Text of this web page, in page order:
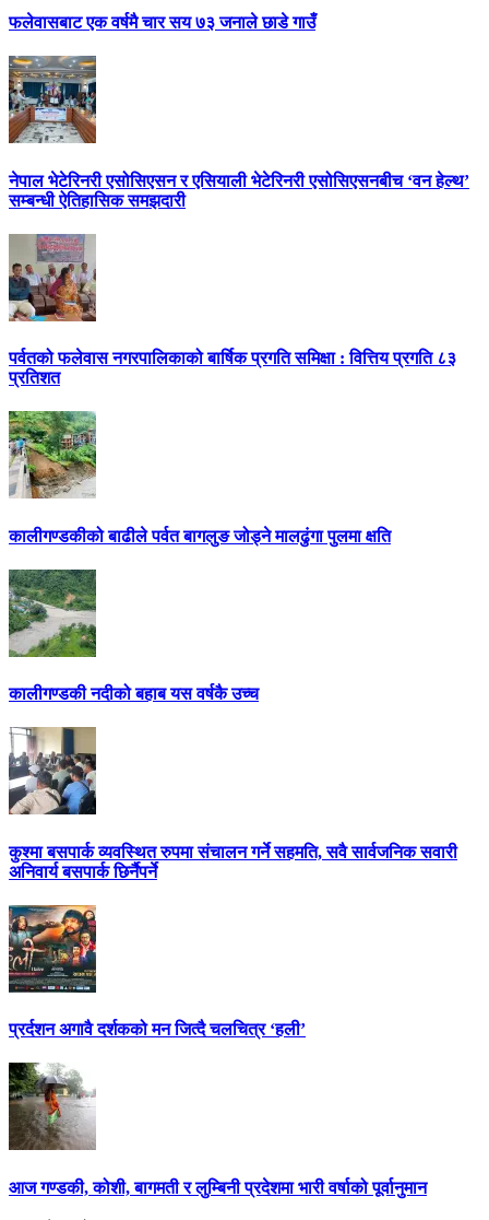
फलेवासबाट एक वर्षमै चार सय ७३ जनाले छाडे गाउँ
नेपाल भेटेरिनरी एसोसिएसन र एसियाली भेटेरिनरी एसोसिएसनबीच ‘वन हेल्थ’
सम्बन्धी ऐतिहासिक समझदारी
पर्वतको फलेवास नगरपालिकाको बार्षिक प्रगति समिक्षा : वित्तिय प्रगति ८३
प्रतिशत
कालीगण्डकीको बाढीले पर्वत बागलुङ जोड्ने मालढुंगा पुलमा क्षति
कालीगण्डकी नदीको बहाब यस वर्षकै उच्च
कुश्मा बसपार्क व्यवस्थित रुपमा संचालन गर्ने सहमति, सवै सार्वजनिक सवारी
अनिवार्य बसपार्क छिर्नैपर्ने
प्रर्दशन अगावै दर्शकको मन जित्दै चलचित्र ‘हली’
आज गण्डकी, कोशी, बागमती र लुम्बिनी प्रदेशमा भारी वर्षाको पूर्वानुमान